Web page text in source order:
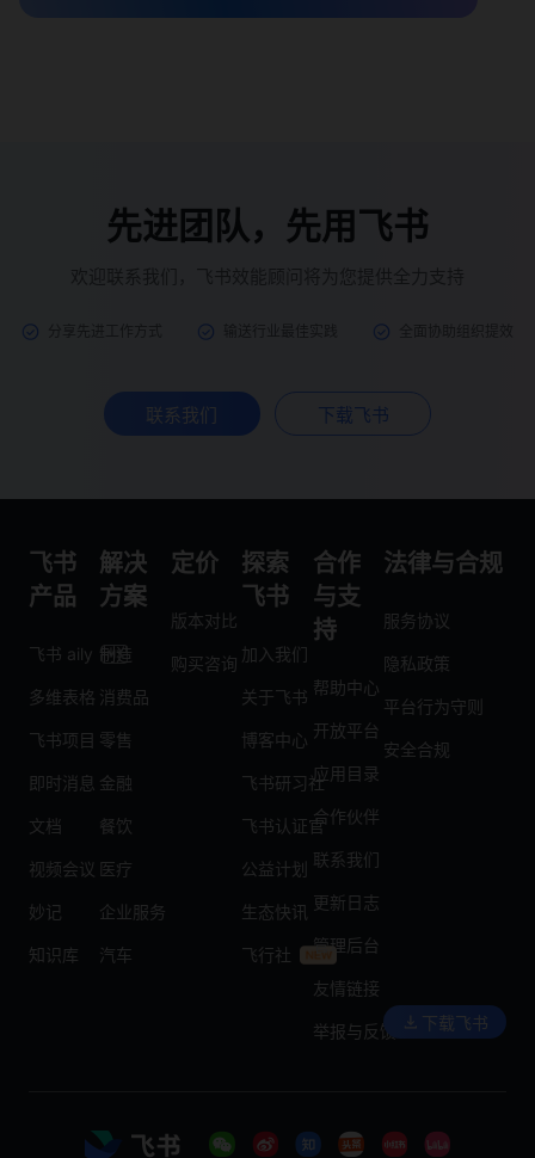
先进团队，先用飞书
联系我们 下载飞书
飞书
产品
飞书 aily
多维表格
飞书项目
即时消息
文档
视频会议
妙记
知识库
解决
方案
制造
消费品
零售
金融
餐饮
医疗
企业服务
汽车
定价
版本对比
购买咨询
探索
飞书
加入我们
关于飞书
博客中心
飞书研习社
飞书认证官
公益计划
生态快讯
飞行社
合作
与支
持
帮助中心
开放平台
应用目录
合作伙伴
联系我们
更新日志
管理后台
友情链接
举报与反馈
法律与合规
服务协议
隐私政策
平台行为守则
安全合规
下载飞书